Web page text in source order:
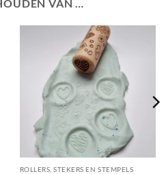
VAN …
ROLLERS, STEKERS EN STEMPELS